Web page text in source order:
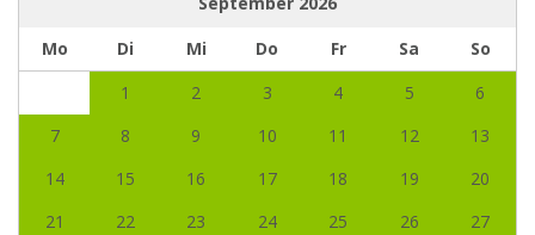
Mo
Di Mi Do Fr Sa
So
1
2 3 4 5
6
7
8 9 10 11 12
13
14
15 16 17 18 19
20
21
22 23 24 25 26
27